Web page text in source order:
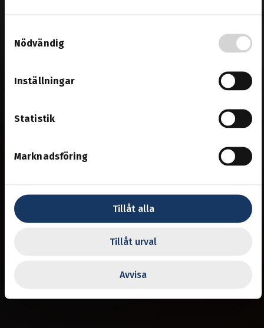
Nödvändig
Inställningar
Statistik
Marknadsföring
Tillåt alla
Tillåt urval
Avvisa